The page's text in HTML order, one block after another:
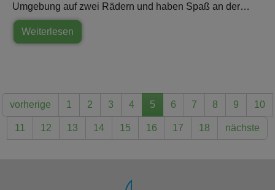
Umgebung auf zwei Rädern und haben Spaß an der…
Weiterlesen
vorherige 1 2 3 4 5 6 7 8 9 10
11 12 13 14 15 16 17 18 nächste